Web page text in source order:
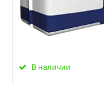
В наличии